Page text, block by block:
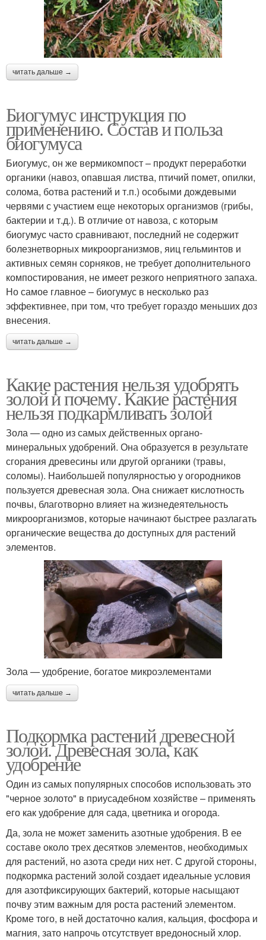
читать дальше →
Биогумус инструкция по
применению. Состав и польза
биогумуса
Биогумус, он же вермикомпост – продукт переработки
органики (навоз, опавшая листва, птичий помет, опилки,
солома, ботва растений и т.п.) особыми дождевыми
червями с участием еще некоторых организмов (грибы,
бактерии и т.д.). В отличие от навоза, с которым
биогумус часто сравнивают, последний не содержит
болезнетворных микроорганизмов, яиц гельминтов и
активных семян сорняков, не требует дополнительного
компостирования, не имеет резкого неприятного запаха.
Но самое главное – биогумус в несколько раз
эффективнее, при том, что требует гораздо меньших доз
внесения.
читать дальше →
Какие растения нельзя удобрять
золой и почему. Какие растения
нельзя подкармливать золой
Зола — одно из самых действенных органо-
минеральных удобрений. Она образуется в результате
сгорания древесины или другой органики (травы,
соломы). Наибольшей популярностью у огородников
пользуется древесная зола. Она снижает кислотность
почвы, благотворно влияет на жизнедеятельность
микроорганизмов, которые начинают быстрее разлагать
органические вещества до доступных для растений
элементов.
Зола — удобрение, богатое микроэлементами
читать дальше →
Подкормка растений древесной
золой. Древесная зола, как
удобрение
Один из самых популярных способов использовать это
"черное золото" в приусадебном хозяйстве – применять
его как удобрение для сада, цветника и огорода.
Да, зола не может заменить азотные удобрения. В ее
составе около трех десятков элементов, необходимых
для растений, но азота среди них нет. С другой стороны,
подкормка растений золой создает идеальные условия
для азотфиксирующих бактерий, которые насыщают
почву этим важным для роста растений элементом.
Кроме того, в ней достаточно калия, кальция, фосфора и
магния, зато напрочь отсутствует вредоносный хлор.